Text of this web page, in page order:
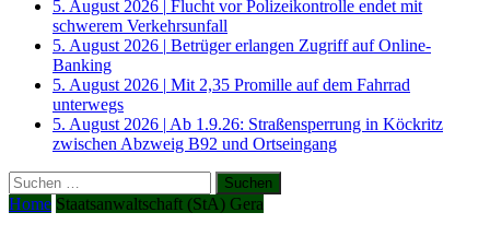
5. August 2026 | Flucht vor Polizeikontrolle endet mit
schwerem Verkehrsunfall
5. August 2026 | Betrüger erlangen Zugriff auf Online-
Banking
5. August 2026 | Mit 2,35 Promille auf dem Fahrrad
unterwegs
5. August 2026 | Ab 1.9.26: Straßensperrung in Köckritz
zwischen Abzweig B92 und Ortseingang
Suchen
nach:
Home Staatsanwaltschaft (StA) Gera